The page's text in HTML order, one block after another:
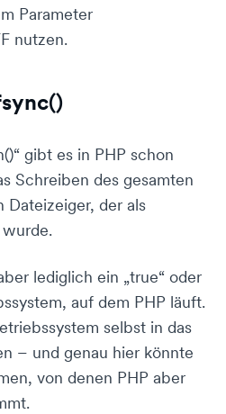
Parameter
nutzen.
gibt es in PHP schon
Schreiben des gesamten
Dateizeiger, der als
lediglich ein „true“ oder
auf dem PHP läuft.
selbst in das
– und genau hier könnte
von denen PHP aber